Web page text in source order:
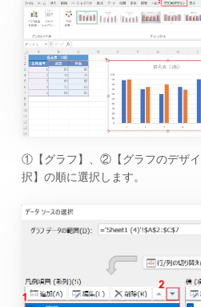
①【グラフ】、②【グラフのデザ
択】の順に選択します。